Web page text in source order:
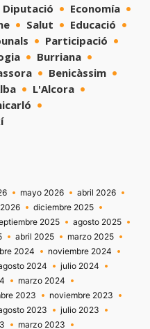
Diputació
Economía
Salut
Educació
Participació
Burriana
Benicàssim
L'Alcora
mayo 2026
abril 2026
diciembre 2025
2025
agosto 2025
abril 2025
marzo 2025
2024
noviembre 2024
2024
julio 2024
marzo 2024
2023
noviembre 2023
2023
julio 2023
marzo 2023